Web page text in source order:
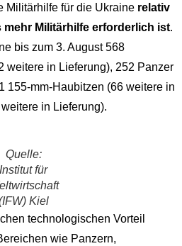
Militärhilfe für die Ukraine relativ
mehr Militärhilfe erforderlich ist.
bis zum 3. August 568
weitere in Lieferung), 252 Panzer
155-mm-Haubitzen (66 weitere in
in Lieferung).
Quelle:
Institut für
Kiel
technologischen Vorteil
wie Panzern,